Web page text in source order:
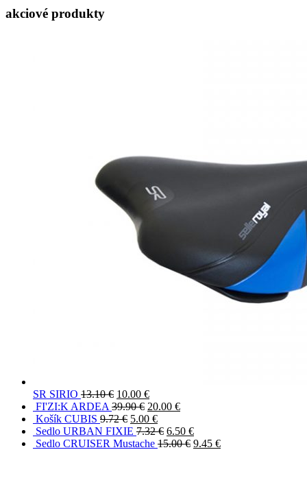
akciové produkty
SR SIRIO 13.10€ 10.00 €
FI'ZI:K ARDEA 39.90€ 20.00 €
Košík CUBIS 9.72€ 5.00 €
Sedlo URBAN FIXIE 7.32€ 6.50 €
Sedlo CRUISER Mustache 15.00€ 9.45 €